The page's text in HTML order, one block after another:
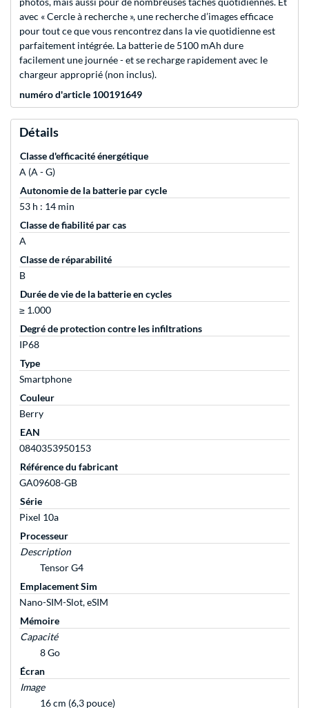
avec « Cercle à recherche », une recherche d’images efficace
pour tout ce que vous rencontrez dans la vie quotidienne est
parfaitement intégrée. La batterie de 5100 mAh dure
facilement une journée - et se recharge rapidement avec le
chargeur approprié (non inclus).
numéro d'article 100191649
Détails
Classe d'efficacité énergétique
A (A - G)
Autonomie de la batterie par cycle
53 h : 14 min
Classe de fiabilité par cas
A
Classe de réparabilité
B
Durée de vie de la batterie en cycles
≥ 1.000
Degré de protection contre les infiltrations
IP68
Type
Smartphone
Couleur
Berry
EAN
0840353950153
Référence du fabricant
GA09608-GB
Série
Pixel 10a
Processeur
Description
Tensor G4
Emplacement Sim
Nano-SIM-Slot, eSIM
Mémoire
Capacité
8 Go
Écran
Image
16 cm (6,3 pouce)